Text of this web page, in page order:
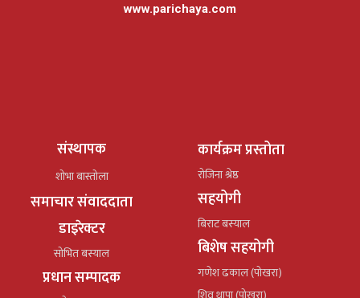
www.parichaya.com
संस्थापक
शोभा बास्तोला
समाचार संवाददाता
डाइरेक्टर
सोभित बस्याल
प्रधान सम्पादक
कार्यक्रम प्रस्तोता
रोजिना श्रेष्ठ
सहयोगी
बिराट बस्याल
बिशेष सहयोगी
गणेश ढकाल (पोखरा)